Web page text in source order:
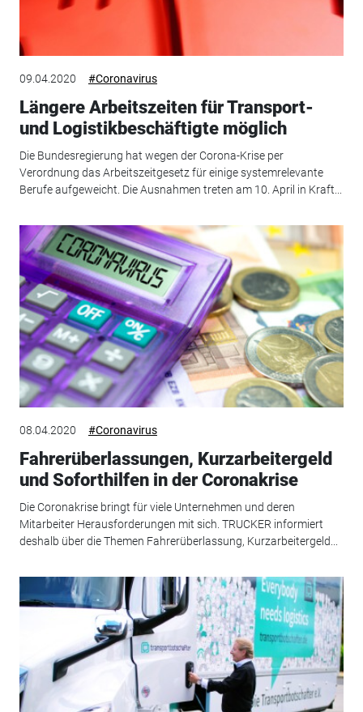
09.04.2020 #Coronavirus
Längere Arbeitszeiten für Transport-
und Logistikbeschäftigte möglich
Die Bundesregierung hat wegen der Corona-Krise per
Verordnung das Arbeitszeitgesetz für einige systemrelevante
Berufe aufgeweicht. Die Ausnahmen treten am 10. April in Kraft...
08.04.2020 #Coronavirus
Fahrerüberlassungen, Kurzarbeitergeld
und Soforthilfen in der Coronakrise
Die Coronakrise bringt für viele Unternehmen und deren
Mitarbeiter Herausforderungen mit sich. TRUCKER informiert
deshalb über die Themen Fahrerüberlassung, Kurzarbeitergeld...